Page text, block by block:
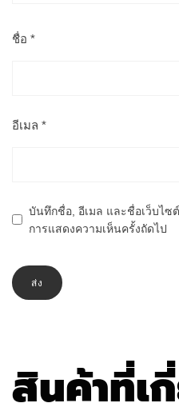
ชื่อ *
อีเมล *
บันทึกชื่อ, อีเมล และชื่อเว็บไซ
การแสดงความเห็นครั้งถัดไป
สินค้าที่เ